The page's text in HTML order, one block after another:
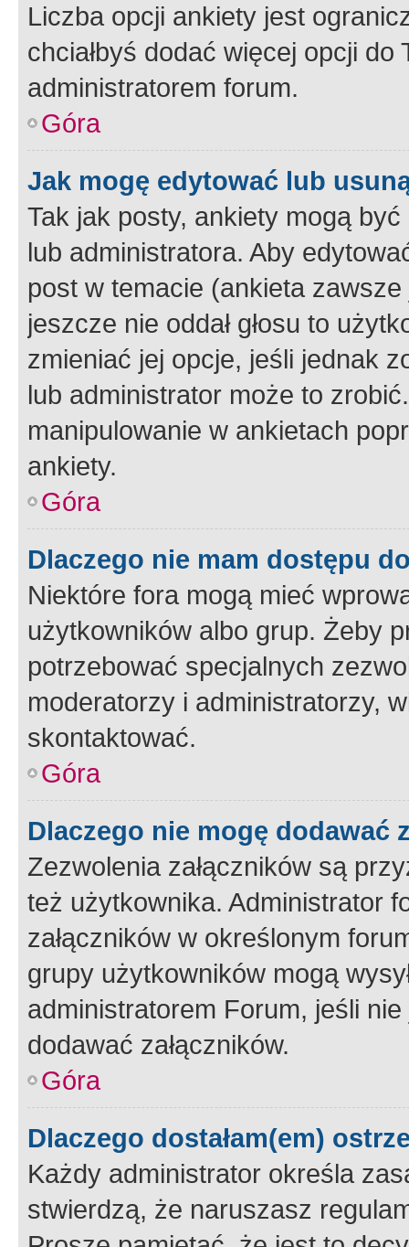
Liczba opcji ankiety jest
chciałbyś dodać więcej opcji
administratorem forum.
Góra
Jak mogę edytować lub
Tak jak posty, ankiety mogą
lub administratora. Aby
post w temacie (ankieta
jeszcze nie oddał głosu to
zmieniać jej opcje, jeśli jednak
lub administrator może to
manipulowanie w ankietach
ankiety.
Góra
Dlaczego nie mam dostępu
Niektóre fora mogą mieć
użytkowników albo grup. Żeby
potrzebować specjalnych
moderatorzy i administratorzy,
skontaktować.
Góra
Dlaczego nie mogę dodawać
Zezwolenia załączników są
też użytkownika. Administrator
załączników w określonym
grupy użytkowników mogą
administratorem Forum, jeśli
dodawać załączników.
Góra
Dlaczego dostałam(em)
Każdy administrator określa
stwierdzą, że naruszasz